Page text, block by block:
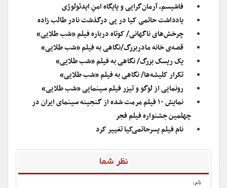
فاشیسم، آرمان‌گرایی و پایگاه امنِ ایدئولوژی
یادداشت حاتمی کیا در پی درگذشت نادر طالب زاده
چرخش‌های ناگهانی/ کوتاه درباره فیلم «شب طلایی»
قصه‌ی خانه مادربزرگ/نگاهی به فیلم «شب طلایی»
یک ریسک بزرگ/ نگاهی به فیلم «شب طلایی»
تکرار کلیشه‌ها/ نگاهی به فیلم «شب طلایی»
رونمایی از لوگو و تیزر فیلم سینمایی «شب طلایی»
نمایش ۱۰ فیلم مرمت شده از گنجینه سینمای ایران در
چهلمین جشنواره فیلم فجر
نام فیلم پسرحاتمی‌کیا تغییر کرد
نظر شما
نام: